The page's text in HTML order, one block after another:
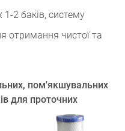
2 баків, систему
отримання чистої та
пом'якшувальних
для проточних